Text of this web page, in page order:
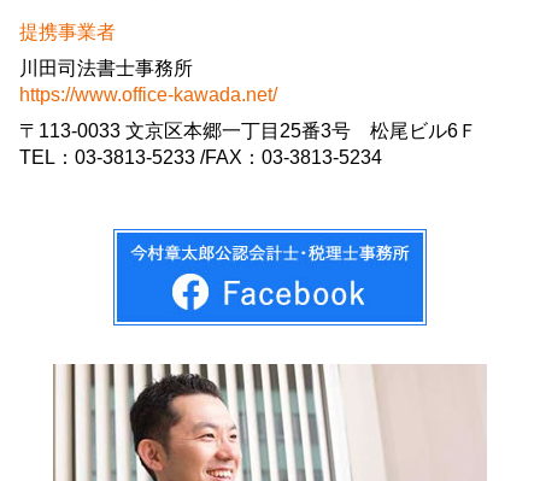
提携事業者
川田司法書士事務所
https://www.office-kawada.net/
〒113-0033 文京区本郷一丁目25番3号 松尾ビル6Ｆ
TEL：03-3813-5233 /FAX：03-3813-5234